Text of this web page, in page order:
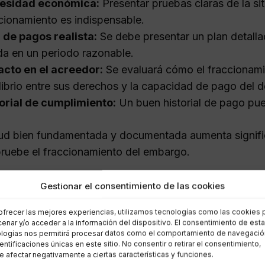
Gestionar el consentimiento de las cookies
las mejores experiencias, utilizamos tecnologías como las cookies
y/o acceder a la información del dispositivo. El consentimiento de
nos permitirá procesar datos como el comportamiento de
únicas en este sitio. No consentir o retirar el consentimiento,
afectar negativamente a ciertas características y funciones.
económica: Presentar pruebas claras de la
es indispensable.
de pagos realista: Se debe presentar un plan
en un periodo razonable.
en el acreedor: Se evaluará cómo el
entre sus derechos y la capacidad de pago del
de cumplimiento: Un buen historial de pago
bien fundamentada y documentada aumenta
el fraccionamiento del embargo.
el fraccionamiento
para solicitar el fraccionamiento de un
los pasos esenciales a seguir por los deudores.